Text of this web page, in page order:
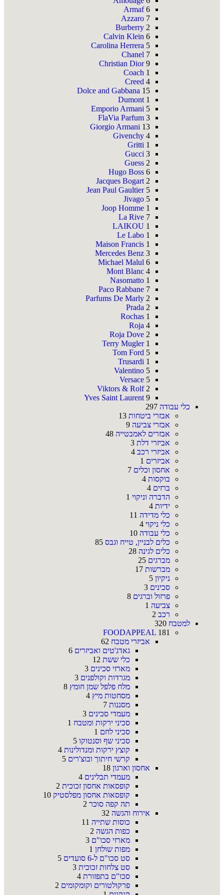
Armaf 6
Azzaro 7
Burberry 2
Calvin Klein 6
Carolina Herrera 5
Chanel 7
Christian Dior 9
Coach 1
Creed 4
Dolce and Gabbana 15
Dumont 1
Emporio Armani 5
FlaVia Parfum 3
Giorgio Armani 13
Givenchy 4
Gritti 1
Gucci 3
Guess 2
Hugo Boss 6
Jacques Bogart 2
Jean Paul Gaultier 5
Jivago 5
Joop Homme 1
La Rive 7
LAIKOU 1
Le Labo 1
Maison Francis 1
Mercedes Benz 3
Michael Malul 6
Mont Blanc 4
Nasomatto 1
Paco Rabbane 7
Parfums De Marly 2
Prada 2
Rochas 1
Roja 4
Roja Dove 2
Terry Mugler 1
Tom Ford 5
Trusardi 1
Valentino 5
Versace 5
Viktors & Rolf 2
Yves Saint Laurent 9
כלי עבודה 297
אבזרי ביטחות 13
אבזרי צביעה 9
אבזרים לאמבטייה 48
אביזרי דלת 3
אביזרי רכב 4
אביזרים 1
אחסון וכלים 7
בוקסות 4
ברזים 4
הדברה וניקוי 1
ידיות 4
כלי מדידה 11
כלי ניקוי 4
כלי עבודה 10
כלים לבניין, טייח וגבס 85
כלים לגינה 28
מברגים 25
מברשות 17
ניקיון 5
סכינים 3
פרזול וברגים 8
צביעה 1
רכב 2
למטבח 320
FOODAPPEAL 181
אביזרי מטבח 62
גאדג'טים ואביזרים 6
כלי ששת 12
מארזי סכינים 3
מגרדות וקולפנים 3
מלח פלפל שמן חומץ 8
מסחטות מיץ 4
מסננות 7
מעמדי סכינים 3
סכיני ירקות ומטבח 1
סכיני לחם 1
סכיני שף וסנטוקו 5
קוצץ ירקות ומנדולינות 4
קרשי חיתוך ובוצ'רים 5
אחסון וארגון 18
מעמדי תבלינים 4
קופסאות אחסון זכוכית 2
קופסאות אחסון מפלסטיק 10
תה קפה סוכר 2
אירוח והגשה 32
כוסות שתייה 11
כפות הגשה 2
מארזי סכו"ם 3
מפות שולחן 1
סט סכו"ם ל-6 סועדים
5
סט צלחות זכוכית 3
סכו"ם בתפזורת 4
פרקולטורים וקומקומים 2